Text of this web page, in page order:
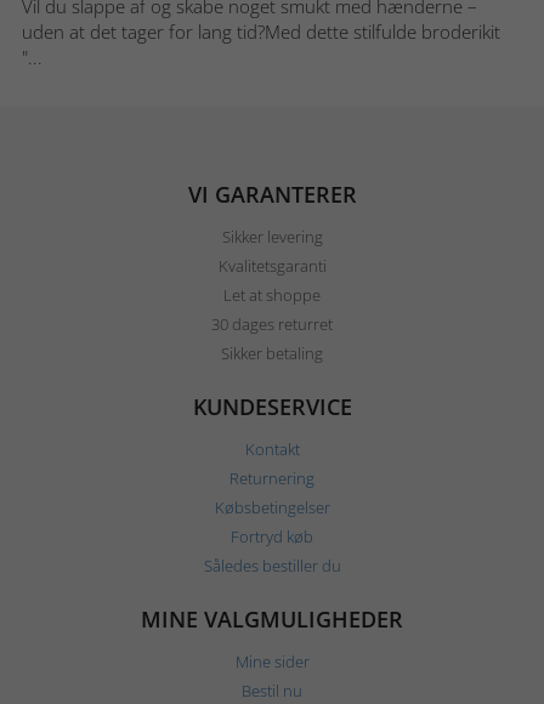
Vil du slappe af og skabe noget smukt med hænderne –
uden at det tager for lang tid?Med dette stilfulde broderikit
"...
VI GARANTERER
Sikker levering
Kvalitetsgaranti
Let at shoppe
30 dages returret
Sikker betaling
KUNDESERVICE
Kontakt
Returnering
Købsbetingelser
Fortryd køb
Således bestiller du
MINE VALGMULIGHEDER
Mine sider
Bestil nu